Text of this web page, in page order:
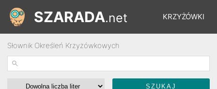
KRZYŻÓWKI
ŁAMIGŁÓWKI
SZARADA.net
Słownik Określeń Krzyżówkowych